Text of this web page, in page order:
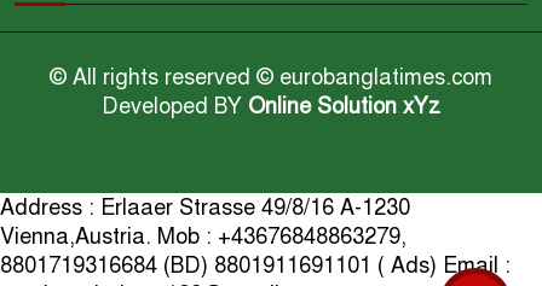
© All rights reserved © eurobanglatimes.com
Developed BY Online Solution xYz
Address : Erlaaer Strasse 49/8/16 A-1230
Vienna,Austria. Mob : +43676848863279,
8801719316684 (BD) 8801911691101 ( Ads) Email :